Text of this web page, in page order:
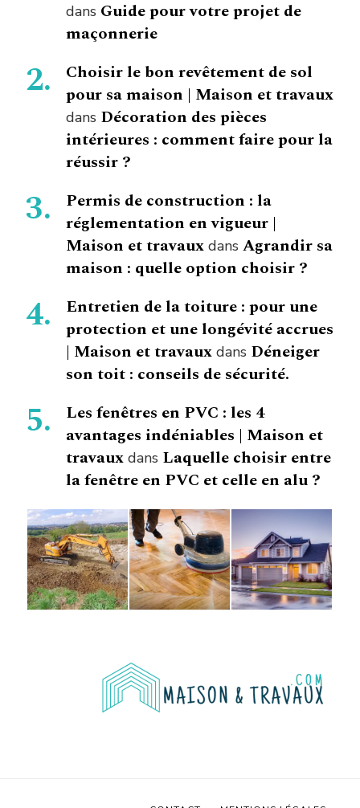
dans Guide pour votre projet de
maçonnerie
Choisir le bon revêtement de sol
pour sa maison | Maison et travaux
dans Décoration des pièces
intérieures : comment faire pour la
réussir ?
Permis de construction : la
réglementation en vigueur |
Maison et travaux dans Agrandir sa
maison : quelle option choisir ?
Entretien de la toiture : pour une
protection et une longévité accrues
| Maison et travaux dans Déneiger
son toit : conseils de sécurité.
Les fenêtres en PVC : les 4
avantages indéniables | Maison et
travaux dans Laquelle choisir entre
la fenêtre en PVC et celle en alu ?